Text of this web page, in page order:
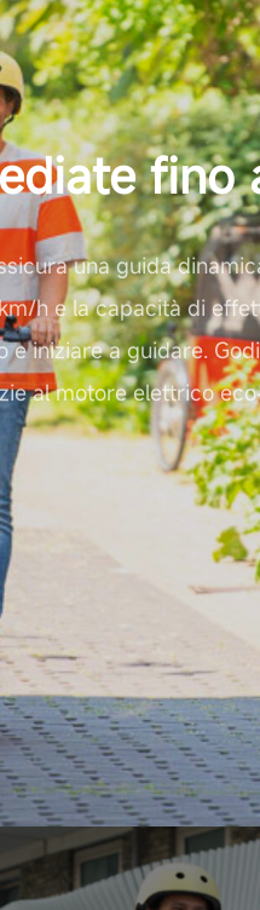
fino
una guida
h e la capacità di
iniziare a guidare.
al motore elettrico